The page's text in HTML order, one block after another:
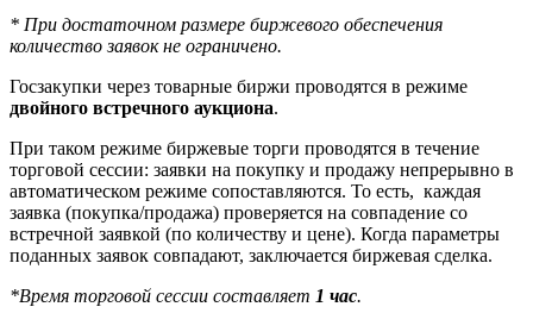
* При достаточном размере биржевого обеспечения
количество заявок не ограничено.
Госзакупки через товарные биржи проводятся в режиме
двойного встречного аукциона.
При таком режиме биржевые торги проводятся в течение
торговой сессии: заявки на покупку и продажу непрерывно в
автоматическом режиме сопоставляются. То есть, каждая
заявка (покупка/продажа) проверяется на совпадение со
встречной заявкой (по количеству и цене). Когда параметры
поданных заявок совпадают, заключается биржевая сделка.
*Время торговой сессии составляет 1 час.